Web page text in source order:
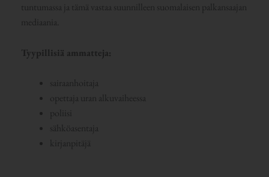
tuntumassa ja tämä vastaa suunnilleen suomalaisen palkansaajan
mediaania.
Tyypillisiä ammatteja:
sairaanhoitaja
opettaja uran alkuvaiheessa
poliisi
sähköasentaja
kirjanpitäjä